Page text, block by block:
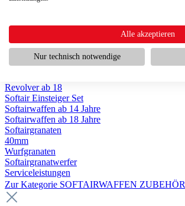
Scharfschützengewehr ab 18
Softair Pistolen
Softair Pistolen elektrisch ab 14
Softair Pistolen Federdruck ab 14
Softair Pistolen HPA Luftdruck ab 18
Revolver ab 18
Softair Einsteiger Set
Softairwaffen ab 14 Jahre
Softairwaffen ab 18 Jahre
Softairgranaten
40mm
Wurfgranaten
Softairgranatwerfer
Serviceleistungen
Zur Kategorie SOFTAIRWAFFEN ZUBEHÖR
Alle akzeptieren
Nur technisch notwendige